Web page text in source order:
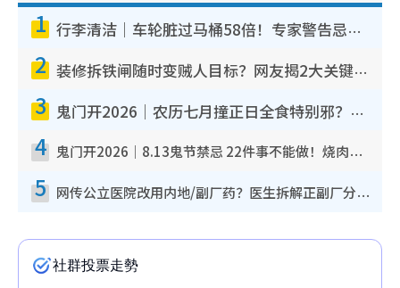
1 行李清洁｜车轮脏过马桶58倍！专家警告忌用酒精擦 教1招免脏手除菌
2 装修拆铁闸随时变贼人目标？网友揭2大关键用途：装新款等于白装？附新旧铁闸分别
3 鬼门开2026｜农历七月撞正日全食特别邪？专家警告切忌做一事！揭4大禁忌+2招保平安
4 鬼门开2026｜8.13鬼节禁忌 22件事不能做！烧肉、刺身要少食？半夜勿吹口哨/打给个电话
5 网传公立医院改用内地/副厂药？医生拆解正副厂分别，揭4类人换药随时出事